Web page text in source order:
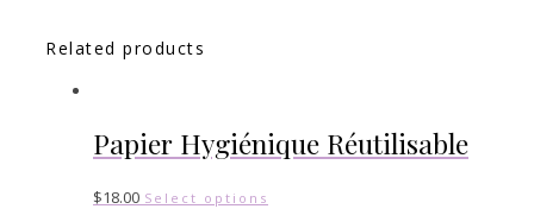
Related products
Papier Hygiénique Réutilisable
$18.00 Select options